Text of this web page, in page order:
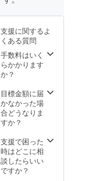
（１月
発
送）：
厳選い
ちご
（やよ
らもも
いち
ご、な
いちご
（いば
らキッ
ス or い
りま
す）、
さぬき
ゴール
ド（キ
ウイフ
ど 12
月：紅
まどん
エ（新
潟産高
級洋
梨）な
月：藪
塚産小
玉スイ
カ、宮
崎県産
完熟マ
パッ
ション
フルー
わ、温
室佐藤
錦、
ニュー
ツ）な
夏の恵
みを堪
能いた
だける
セット
送料込
みで
す。 ※
画像は
ジで
す。フ
ルーツ
の入荷
支援に関するよ
くある質問
手数料はいく
らかかります
か？
目標金額に届
かなかった場
合どうなりま
すか？
支援で困った
時はどこに相
談したらいい
ですか？